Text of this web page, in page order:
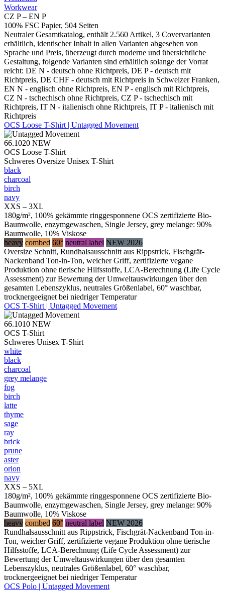
Workwear
CZ P – EN P
100% FSC Papier, 504 Seiten
Neutraler Gesamtkatalog, enthält 2.560 Artikel, 3 Covervarianten
erhältlich, identischer Inhalt in allen Varianten abgesehen von
Sprache und Preis, überzeugt durch moderne und übersichtliche
Gestaltung, folgende Varianten sind erhältlich solange der Vorrat
reicht: DE N - deutsch ohne Richtpreis, DE P - deutsch mit
Richtpreis, DE CHF - deutsch mit Richtpreis in Schweizer Franken,
EN N - englisch ohne Richtpreis, EN P - englisch mit Richtpreis,
CZ N - tschechisch ohne Richtpreis, CZ P - tschechisch mit
Richtpreis, IT N - italienisch ohne Richtpreis, IT P - italienisch mit
Richtpreis
OCS Loose T-Shirt | Untagged Movement
66.1020 NEW
OCS Loose T-Shirt
Schweres Oversize Unisex T-Shirt
black
charcoal
birch
navy
XXS – 3XL
180g/m², 100% gekämmte ringgesponnene OCS zertifizierte Bio-
Baumwolle, enzymgewaschen, Single Jersey, grey melange: 90%
Baumwolle, 10% Viskose
heavy combed 60° neutral label NEW 2026
Oversize Schnitt, Rundhalsausschnitt aus Rippstrick, Fischgrät-
Nackenband Ton-in-Ton, weicher Griff, zertifizierte vegane
Produktion ohne tierische Hilfsstoffe, LCA-Berechnung (Life Cycle
Assessment) zur Bewertung der Umweltauswirkungen über den
gesamten Lebenszyklus, neutrales Größenlabel, 60° waschbar,
trocknergeeignet bei niedriger Temperatur
OCS T-Shirt | Untagged Movement
66.1010 NEW
OCS T-Shirt
Schweres Unisex T-Shirt
white
black
charcoal
grey melange
fog
birch
latte
thyme
sage
ray
brick
prune
aster
orion
navy
XXS – 5XL
180g/m², 100% gekämmte ringgesponnene OCS zertifizierte Bio-
Baumwolle, enzymgewaschen, Single Jersey, grey melange: 90%
Baumwolle, 10% Viskose
heavy combed 60° neutral label NEW 2026
Rundhalsausschnitt aus Rippstrick, Fischgrät-Nackenband Ton-in-
Ton, weicher Griff, zertifizierte vegane Produktion ohne tierische
Hilfsstoffe, LCA-Berechnung (Life Cycle Assessment) zur
Bewertung der Umweltauswirkungen über den gesamten
Lebenszyklus, neutrales Größenlabel, 60° waschbar,
trocknergeeignet bei niedriger Temperatur
OCS Polo | Untagged Movement